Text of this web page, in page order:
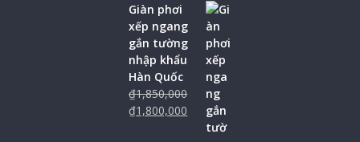
Giàn phơi
xếp ngang
gắn tường
nhập khẩu
Hàn Quốc
₫1,850,000
₫1,800,000